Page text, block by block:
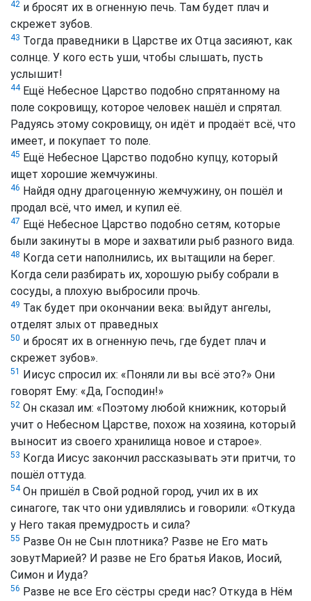
42 и бросят их в огненную печь. Там будет плач и
скрежет зубов.
43 Тогда праведники в Царстве их Отца засияют, как
солнце. У кого есть уши, чтобы слышать, пусть
услышит!
44Ещё Небесное Царство подобно спрятанному на
поле сокровищу, которое человек нашёл и спрятал.
Радуясь этому сокровищу, он идёт и продаёт всё, что
имеет, и покупает то поле.
45 Ещё Небесное Царство подобно купцу, который
ищет хорошие жемчужины.
46 Найдя одну драгоценную жемчужину, он пошёл и
продал всё, что имел, и купил её.
47 Ещё Небесное Царство подобно сетям, которые
были закинуты в море и захватили рыб разного вида.
48 Когда сети наполнились, их вытащили на берег.
Когда сели разбирать их, хорошую рыбу собрали в
сосуды, а плохую выбросили прочь.
49 Так будет при окончании века: выйдут ангелы,
отделят злых от праведных
50 и бросят их в огненную печь, где будет плач и
скрежет зубов».
51
Иисус спросил их: «Поняли ли вы всё это?» Они
говорят Ему: «Да, Господин!»
52 Он сказал им: «Поэтому любой книжник, который
учит о Небесном Царстве, похож на хозяина, который
выносит из своего хранилища новое и старое».
53 Когда Иисус закончил рассказывать эти притчи, то
пошёл оттуда.
54Он пришёл в Свой родной город, учил их в их
синагоге, так что они удивлялись и говорили: «Откуда
у Него такая премудрость и сила?
55 Разве Он не Сын плотника? Разве не Его мать
зовутМарией? И разве не Его братья Иаков, Иосий,
Симон и Иуда?
56 Разве не все Его сёстры среди нас? Откуда в Нём